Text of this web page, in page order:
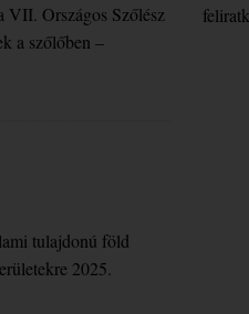
VII. Országos Szőlész
a szőlőben –
tulajdonú föld
2025.